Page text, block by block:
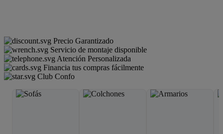
Precio Garantizado
Servicio de montaje disponible
Atención Personalizada
Financia tus compras fácilmente
Club Confo